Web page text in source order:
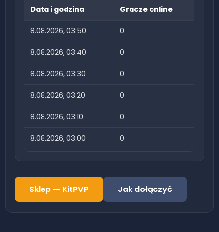
Data i godzina Gracze online
8.08.2026, 03:50 0
8.08.2026, 03:40 0
8.08.2026, 03:30 0
8.08.2026, 03:20 0
8.08.2026, 03:10 0
8.08.2026, 03:00 0
8.08.2026, 02:50 0
8.08.2026, 02:30 0
Sklep — KitPVP Jak dołączyć